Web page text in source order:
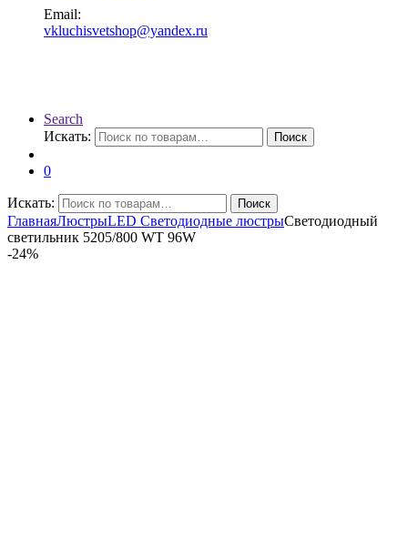
Email:
vkluchisvetshop@yandex.ru
Search
Искать:
Поиск
0
Искать: Поиск
ГлавнаяЛюстрыLED Светодиодные люстрыСветодиодный
светильник 5205/800 WT 96W
-24%